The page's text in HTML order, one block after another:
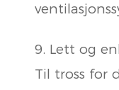
9. Lett og
Til tross for